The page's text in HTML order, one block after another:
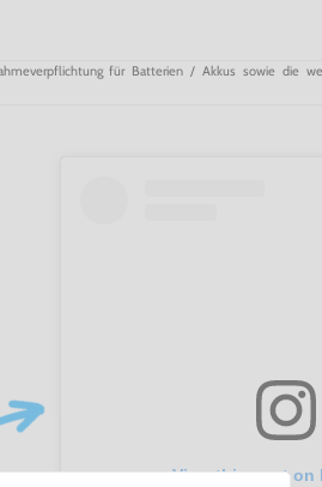
für Batterien / Akkus sowie die
View this post on